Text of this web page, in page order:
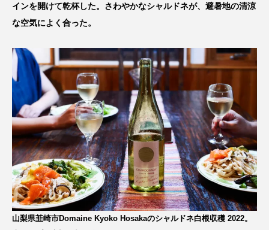
インを開けて乾杯した。さわやかなシャルドネが、避暑地の清涼
な空気によく合った。
山梨県韮崎市Domaine Kyoko Hosakaのシャルドネ白根収穫 2022。